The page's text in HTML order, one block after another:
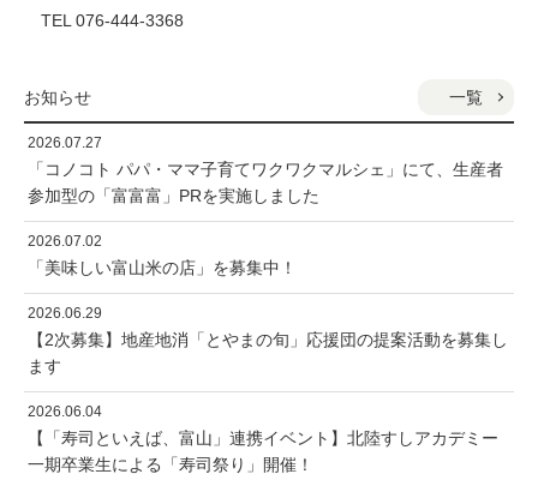
TEL 076-444-3368
お知らせ 一覧
2026.07.27
「コノコト パパ・ママ子育てワクワクマルシェ」にて、生産者
参加型の「富富富」PRを実施しました
2026.07.02
「美味しい富山米の店」を募集中！
2026.06.29
【2次募集】地産地消「とやまの旬」応援団の提案活動を募集し
ます
2026.06.04
【「寿司といえば、富山」連携イベント】北陸すしアカデミー
一期卒業生による「寿司祭り」開催！